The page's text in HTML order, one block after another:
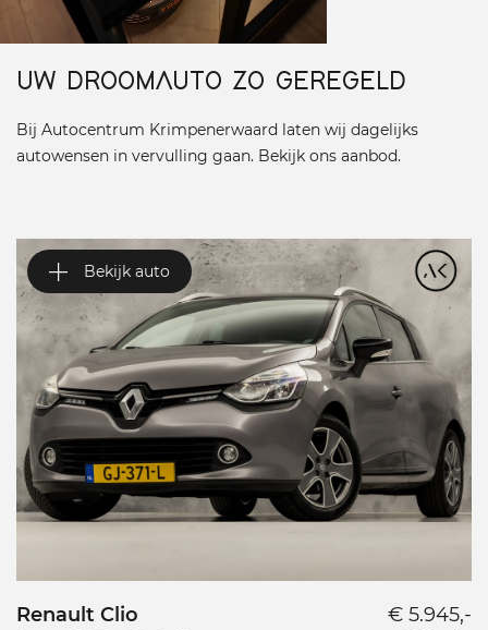
Contact
UW DROOMAUTO ZO GEREGELD
Bij Autocentrum Krimpenerwaard laten wij dagelijks
autowensen in vervulling gaan. Bekijk ons aanbod.
Bekijk auto
Renault Clio € 5.945,-